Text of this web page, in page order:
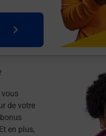
vous
de votre
en plus,